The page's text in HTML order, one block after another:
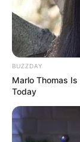
Les courses
BUZZDAY
Marlo Thomas
Today